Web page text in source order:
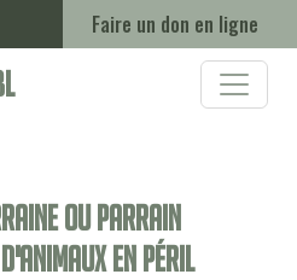
Faire un don en ligne
ou parrain
en péril